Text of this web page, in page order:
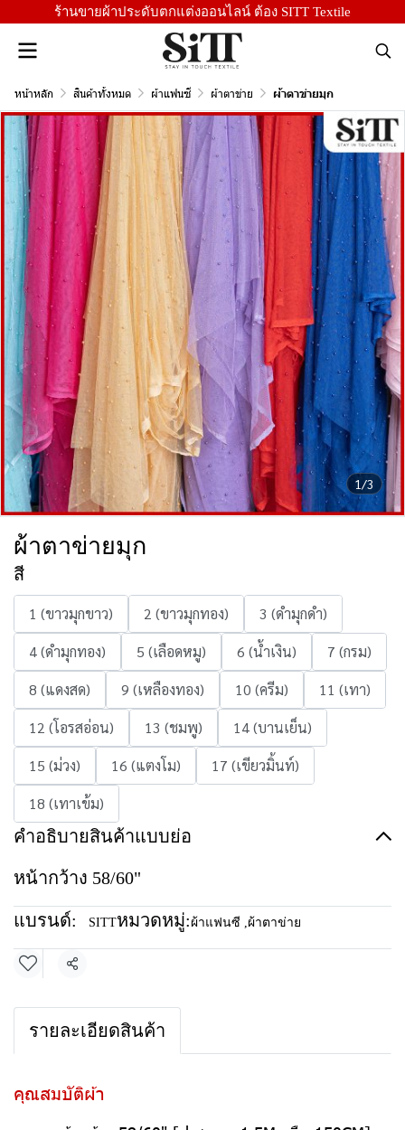
ร้านขายผ้าประดับตกแต่งออนไลน์ ต้อง SITT Textile
หน้าหลัก สินค้าทั้งหมด ผ้าแฟนซี ผ้าตาข่าย ผ้าตาข่ายมุก
1/3
ผ้าตาข่ายมุก
สี
1 (ขาวมุกขาว) 2 (ขาวมุกทอง)
3 (ดำมุกดำ)
4 (ดำมุกทอง)
5 (เลือดหมู) 6 (น้ำเงิน)
7 (กรม)
8 (แดงสด)
9 (เหลืองทอง) 10 (ครีม)
11 (เทา)
12 (โอรสอ่อน)
13 (ชมพู)
14 (บานเย็น)
15 (ม่วง)
16 (แตงโม)
17 (เขียวมิ้นท์)
18 (เทาเข้ม)
คำอธิบายสินค้าแบบย่อ
หน้ากว้าง 58/60"
แบรนด์: SITTหมวดหมู่: ผ้าแฟนซี ,ผ้าตาข่าย
แชร์
รายละเอียดสินค้า
คุณสมบัติผ้า